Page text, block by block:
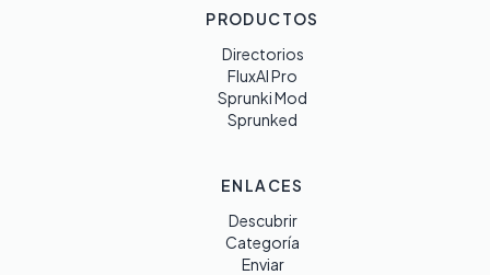
PRODUCTOS
Directorios
FluxAI Pro
Sprunki Mod
Sprunked
ENLACES
Descubrir
Categoría
Enviar